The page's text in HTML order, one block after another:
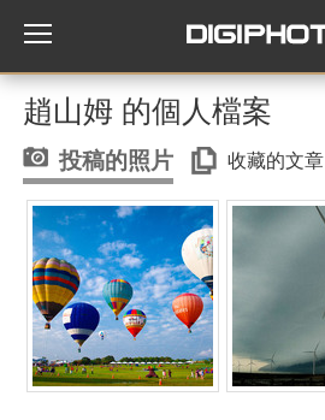
趙山姆 的個人檔案
投稿的照片 收藏的文章